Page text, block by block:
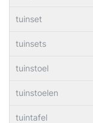
tuinset
tuinsets
tuinstoel
tuinstoelen
tuintafel